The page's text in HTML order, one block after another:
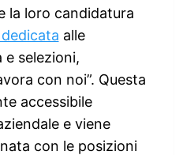
la loro candidatura
alle
selezioni,
con noi”. Questa
accessibile
e viene
con le posizioni